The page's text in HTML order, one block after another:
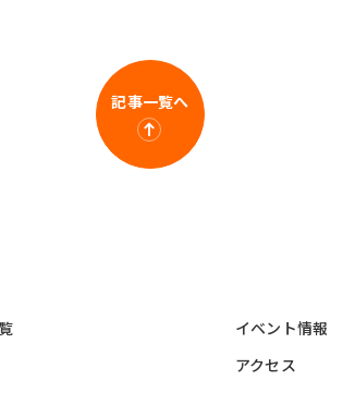
記事一覧へ
イベント情報
アクセス